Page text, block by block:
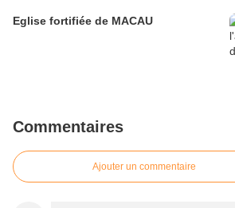
Eglise fortifiée de MACAU
Commentaires
Ajouter un commentaire